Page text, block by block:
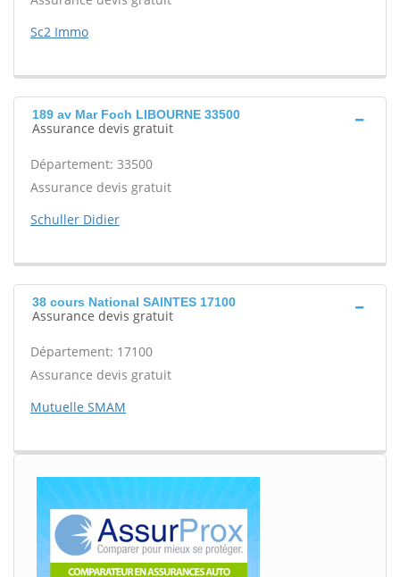
Sc2 Immo
189 av Mar Foch LIBOURNE 33500
Assurance devis gratuit
Département: 33500
Assurance devis gratuit
Schuller Didier
38 cours National SAINTES 17100
Assurance devis gratuit
Département: 17100
Assurance devis gratuit
Mutuelle SMAM